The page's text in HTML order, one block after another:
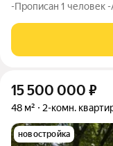
-Прописан 1 человек
15 500 000 ₽
48 м² 2-комн.
новостройка